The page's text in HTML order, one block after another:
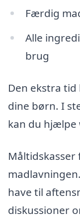
Færdig
Alle
brug
Den ekstra
dine børn. I
kan du hjælpe
Måltidskasser
have til
diskussioner